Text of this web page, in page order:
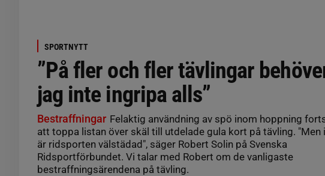
SPORTNYTT
”På fler och fler tävlingar
jag inte ingripa alls”
Bestraffningar Felaktig användning av spö inom hoppning
att toppa listan över skäl till utdelade gula kort på tävling. "Men
är ridsporten välstädad", säger Robert Solin på Svenska
Ridsportförbundet. Vi talar med Robert om de vanligaste
bestraffningsärendena på tävling.